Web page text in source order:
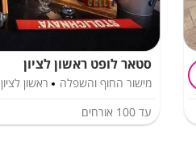
סטאר לופט ראשון לציון
מישור החוף והשפלה ראשון לציון
עד 100 אורחים